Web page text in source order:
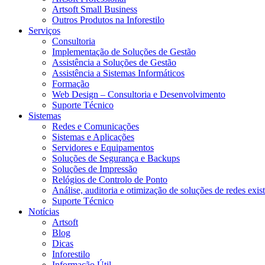
Artsoft Small Business
Outros Produtos na Inforestilo
Serviços
Consultoria
Implementação de Soluções de Gestão
Assistência a Soluções de Gestão
Assistência a Sistemas Informáticos
Formação
Web Design – Consultoria e Desenvolvimento
Suporte Técnico
Sistemas
Redes e Comunicações
Sistemas e Aplicações
Servidores e Equipamentos
Soluções de Segurança e Backups
Soluções de Impressão
Relógios de Controlo de Ponto
Análise, auditoria e otimização de soluções de redes
Suporte Técnico
Notícias
Artsoft
Blog
Dicas
Inforestilo